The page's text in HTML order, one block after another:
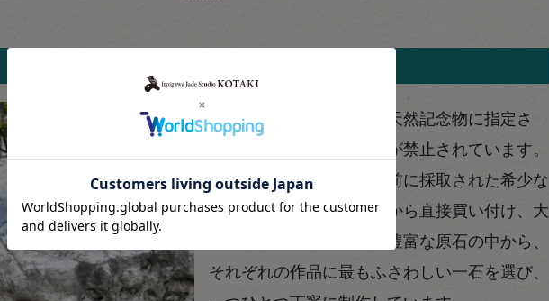
糸魚川翡翠の産地周辺は天然記念物に指定さ
れ、現在では新たな採掘が禁止されています。
当工房では、採掘禁止以前に採取された希少な
糸魚川翡翠原石を所有者から直接買い付け、大
切に保有しております。豊富な原石の中から、
それぞれの作品に最もふさわしい一石を選び、